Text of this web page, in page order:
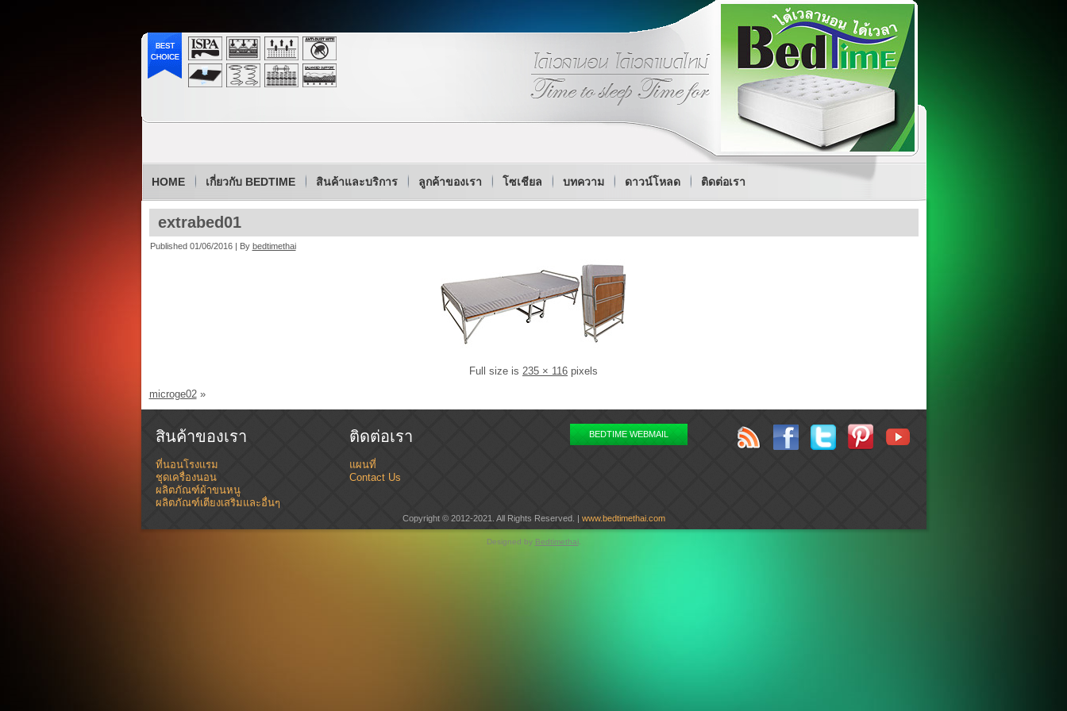
HOME เกี่ยวกับ BEDTIME สินค้าและบริการ ลูกค้าของเรา โซเชียล บทความ ดาวน์โหลด ติดต่อเรา
extrabed01
Published 01/06/2016| By bedtimethai
Full size is 235 × 116 pixels
microge02»
สินค้าของเรา
ที่นอนโรงแรม
ชุดเครื่องนอน
ผลิตภัณฑ์ผ้าขนหนู
ผลิตภัณฑ์เตียงเสริมและอื่นๆ
ติดต่อเรา
แผนที่
Contact Us
BEDTIME WEBMAIL
Copyright © 2012-2021. All Rights Reserved. | www.bedtimethai.com
Designed by Bedtimethai.